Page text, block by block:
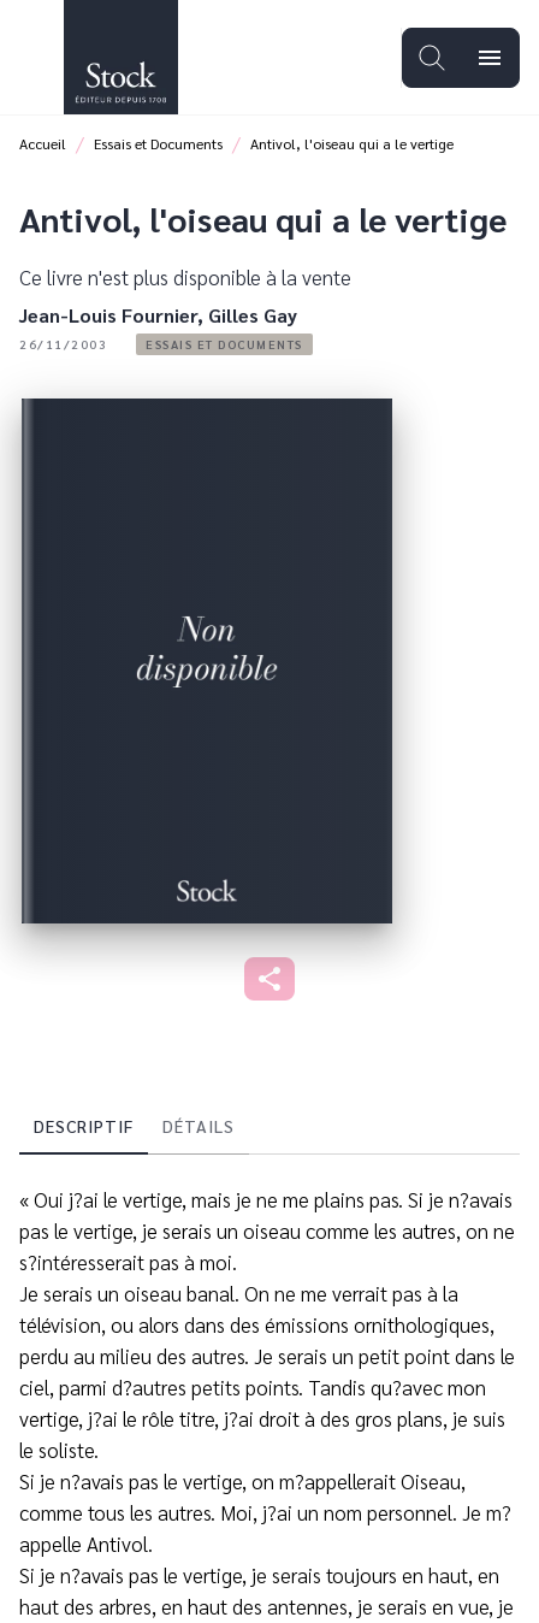
PIED DE PAGE
menu
Accueil / Essais et Documents / Antivol, l'oiseau qui a le vertige
Antivol, l'oiseau qui a le vertige
Ce livre n'est plus disponible à la vente
Jean-Louis Fournier, Gilles Gay
26/11/2003 ESSAIS ET DOCUMENTS
DESCRIPTIF DÉTAILS
« Oui j?ai le vertige, mais je ne me plains pas. Si je n?avais
pas le vertige, je serais un oiseau comme les autres, on ne
s?intéresserait pas à moi.
Je serais un oiseau banal. On ne me verrait pas à la
télévision, ou alors dans des émissions ornithologiques,
perdu au milieu des autres. Je serais un petit point dans le
ciel, parmi d?autres petits points. Tandis qu?avec mon
vertige, j?ai le rôle titre, j?ai droit à des gros plans, je suis
le soliste.
Si je n?avais pas le vertige, on m?appellerait Oiseau,
comme tous les autres. Moi, j?ai un nom personnel. Je m?
appelle Antivol.
Si je n?avais pas le vertige, je serais toujours en haut, en
haut des arbres, en haut des antennes, je serais en vue, je